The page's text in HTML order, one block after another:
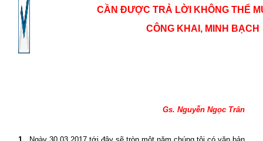
CẦN ĐƯỢC TRẢ LỜI KHÔNG THỂ
CÔNG KHAI, MINH BẠCH
Gs. Nguyễn Ngọc Trân